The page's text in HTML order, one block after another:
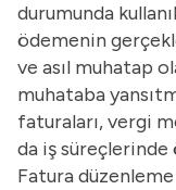
durumunda
ödemenin
ve asıl muhatap
muhataba
faturaları, vergi
da iş
Fatura